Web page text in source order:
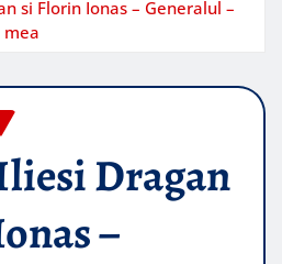
si Florin Ionas – Generalul –
Dragan
–